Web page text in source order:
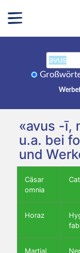
«avus -ī,
u.a. bei
und
Cäsar
omnia
Horaz
Martial